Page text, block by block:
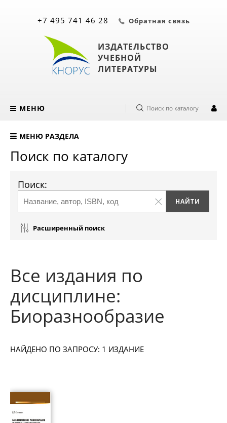
ИЗДАТЕЛЬСТВО
УЧЕБНОЙ
ЛИТЕРАТУРЫ
+7 495 741 46 28 Обратная связь
МЕНЮ Поиск по каталогу
МЕНЮ РАЗДЕЛА
Поиск по каталогу
Поиск:
Расширенный поиск
Все издания по
дисциплине:
Биоразнообразие
НАЙДЕНО ПО ЗАПРОСУ: 1 ИЗДАНИЕ